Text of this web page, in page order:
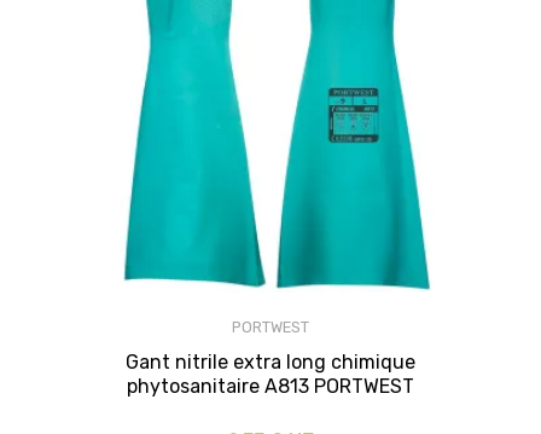
PORTWEST
Gant nitrile extra long chimique
phytosanitaire A813 PORTWEST